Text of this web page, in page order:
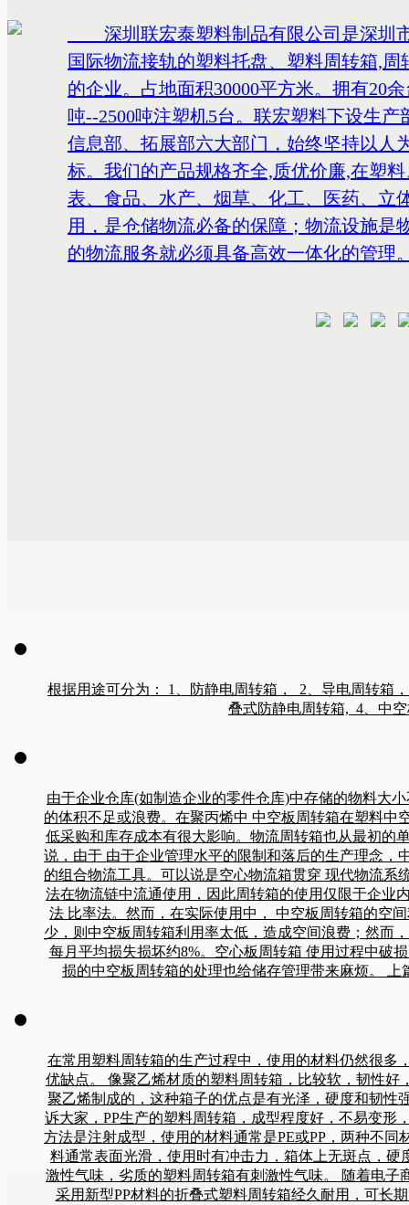
深圳联宏泰塑料制品有限公司是深圳
国际物流接轨的塑料托盘、塑料周转箱,
的企业。占地面积30000平方米。拥有20
吨--2500吨注塑机5台。联宏塑料下设生
信息部、拓展部六大部门，始终坚持以人
标。我们的产品规格齐全,质优价廉,在塑
表、食品、水产、烟草、化工、医药、立
用，是仓储物流必备的保障；物流设施是
的物流服务就必须具备高效一体化的管理
畅销世界各地，使每一件产品都能渗透
根据用途可分为： 1、防静电周转箱， 2、导电周转箱
叠式防静电周转箱, 4、中
由于企业仓库(如制造企业的零件仓库)中存储的物料大
的体积不足或浪费。在聚丙烯中 中空板周转箱在塑料
低采购和库存成本有很大影响。物流周转箱也从最初的
说，由于 由于企业管理水平的限制和落后的生产理念
的组合物流工具。可以说是空心物流箱贯穿 现代物流
法在物流链中流通使用，因此周转箱的使用仅限于企业
法 比率法。然而，在实际使用中， 中空板周转箱的空
少，则中空板周转箱利用率太低，造成空间浪费；然而
每月平均损失损坏约8%。空心板周转箱 使用过程中破
损的中空板周转箱的处理也给储存管理带来麻烦。
在常用塑料周转箱的生产过程中，使用的材料仍然很多
优缺点。 像聚乙烯材质的塑料周转箱，比较软，韧性
聚乙烯制成的，这种箱子的优点是有光泽，硬度和韧性
诉大家，PP生产的塑料周转箱，成型程度好，不易变
方法是注射成型，使用的材料通常是PE或PP，两种不
料通常表面光滑，使用时有冲击力，箱体上无斑点，
激性气味，劣质的塑料周转箱有刺激性气味。 随着电
采用新型PP材料的折叠式塑料周转箱经久耐用，可长